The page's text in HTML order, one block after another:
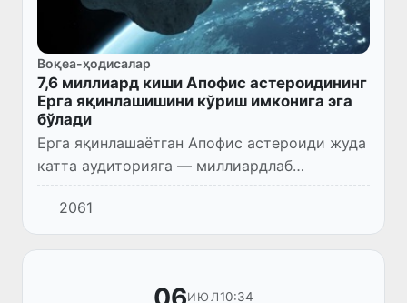
Воқеа-ҳодисалар
7,6 миллиард киши Апофис астероидининг
Ерга яқинлашишини кўриш имконига эга
бўлади
Ерга яқинлашаётган Апофис астероиди жуда
катта аудиторияга — миллиардлаб
одамларга кўринади.
2061
ИЮЛ10:34